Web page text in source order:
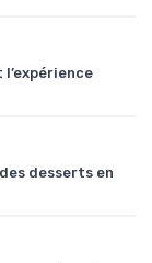
desserts en